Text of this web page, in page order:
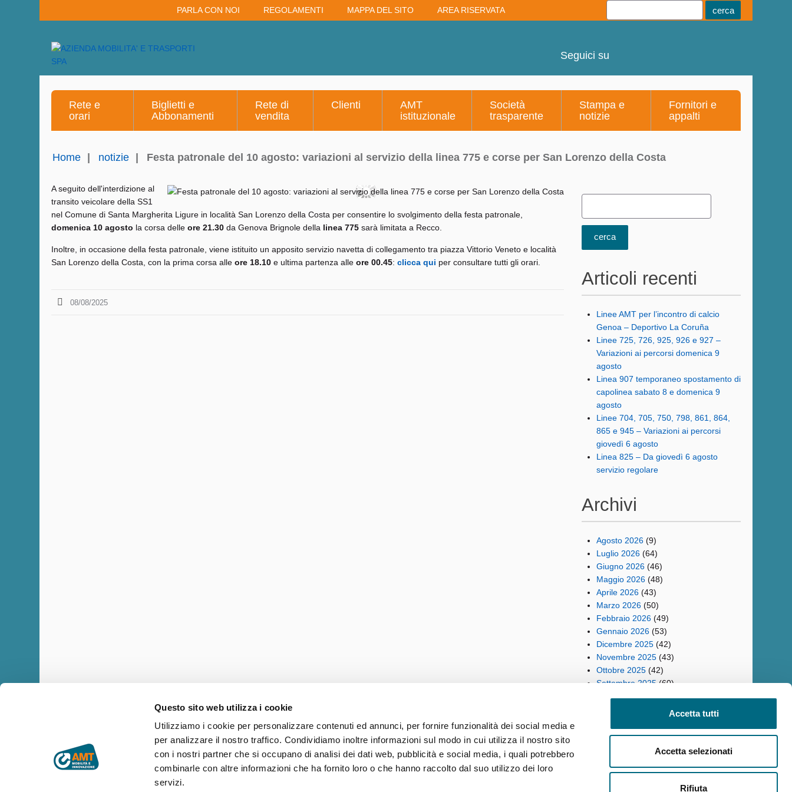
Questo sito web utilizza i cookie
Utilizziamo i cookie per personalizzare contenuti ed annunci, per fornire funzionalità dei social media e
per analizzare il nostro traffico. Condividiamo inoltre informazioni sul modo in cui utilizza il nostro sito
con i nostri partner che si occupano di analisi dei dati web, pubblicità e social media, i quali potrebbero
combinarle con altre informazioni che ha fornito loro o che hanno raccolto dal suo utilizzo dei loro
servizi.
Accetta tutti
Accetta selezionati
Rifiuta
PARLA CON NOI REGOLAMENTI MAPPA DEL SITO AREA RISERVATA
Seguici su
Rete e
orari
Biglietti e
Abbonamenti
Rete di
vendita
Clienti
AMT
istituzionale
Società
trasparente
Stampa e
notizie
Fornitori e
appalti
Home notizie Festa patronale del 10 agosto: variazioni al servizio della linea 775 e corse per San Lorenzo della Costa
A seguito dell'interdizione al
transito veicolare della SS1
nel Comune di Santa Margherita Ligure in località San Lorenzo della Costa per consentire lo svolgimento della festa patronale,
domenica 10 agosto la corsa delle ore 21.30 da Genova Brignole della linea 775 sarà limitata a Recco.
Inoltre, in occasione della festa patronale, viene istituito un apposito servizio navetta di collegamento tra piazza Vittorio Veneto e località
San Lorenzo della Costa, con la prima corsa alle ore 18.10 e ultima partenza alle ore 00.45: clicca qui per consultare tutti gli orari.
08/08/2025
Articoli recenti
Linee AMT per l’incontro di calcio
Genoa – Deportivo La Coruña
Linee 725, 726, 925, 926 e 927 –
Variazioni ai percorsi domenica 9
agosto
Linea 907 temporaneo spostamento di
capolinea sabato 8 e domenica 9
agosto
Linee 704, 705, 750, 798, 861, 864,
865 e 945 – Variazioni ai percorsi
giovedì 6 agosto
Linea 825 – Da giovedì 6 agosto
servizio regolare
Archivi
Agosto 2026 (9)
Luglio 2026 (64)
Giugno 2026 (46)
Maggio 2026 (48)
Aprile 2026 (43)
Marzo 2026 (50)
Febbraio 2026 (49)
Gennaio 2026 (53)
Dicembre 2025 (42)
Novembre 2025 (43)
Ottobre 2025 (42)
Settembre 2025 (60)
Copyright © AMT Azienda Mobilità e Trasporti S.p.A.
Sede legale: via Montaldo 2, 16137 Genova
Codice fiscale, P.IVA e n° iscrizione Registro Imprese di Genova 037 839 30 104
Capitale sociale € 29.521.464,00 i.v.
Photo credits Accessibilità Reclami